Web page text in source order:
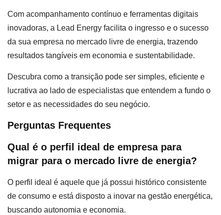
Com acompanhamento contínuo e ferramentas digitais
inovadoras, a Lead Energy facilita o ingresso e o sucesso
da sua empresa no mercado livre de energia, trazendo
resultados tangíveis em economia e sustentabilidade.
Descubra como a transição pode ser simples, eficiente e
lucrativa ao lado de especialistas que entendem a fundo o
setor e as necessidades do seu negócio.
Perguntas Frequentes
Qual é o perfil ideal de empresa para
migrar para o mercado livre de energia?
O perfil ideal é aquele que já possui histórico consistente
de consumo e está disposto a inovar na gestão energética,
buscando autonomia e economia.